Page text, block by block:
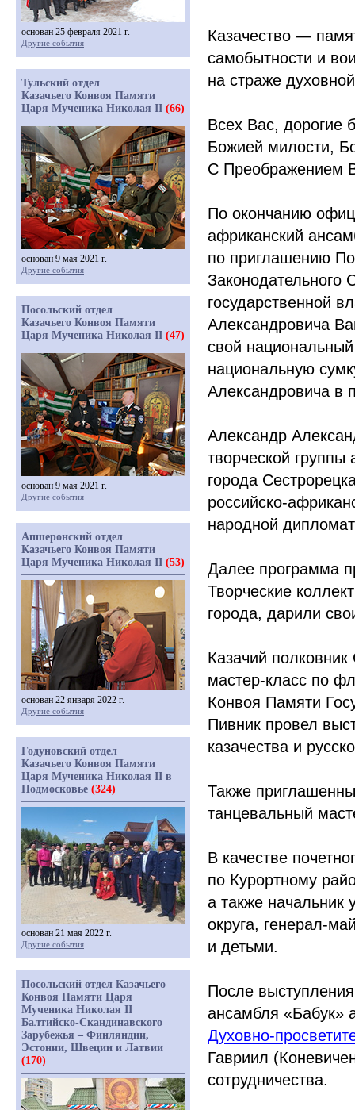
Казачество —
самобытности и
на страже
Всех Вас, дорогие
Божией милости,
С Преображением
По окончанию
африканский
по приглашению
Законодательного
государственной
Александровича
свой
национальную
Александровича в
Александр
творческой
города
российско-
народной
Далее программа
Творческие
города, дарили
Казачий
мастер-класс по
Конвоя Памяти
Пивник провел
казачества и
Также
танцевальный
В качестве
по Курортному
а также начальник
округа, генерал-
и детьми.
После
ансамбля «Бабук»
Духовно-
Гавриил
сотрудничества.
основан 25 февраля 2021 г.
Другие события
Тульский отдел
Казачьего Конвоя Памяти
Царя Мученика Николая II (66)
основан 9 мая 2021 г.
Другие события
Посольский отдел
Казачьего Конвоя Памяти
Царя Мученика Николая II (47)
основан 9 мая 2021 г.
Другие события
Апшеронский отдел
Казачьего Конвоя Памяти
Царя Мученика Николая II (53)
основан 22 января 2022 г.
Другие события
Годуновский отдел
Казачьего Конвоя Памяти
Царя Мученика Николая II в
Подмосковье (324)
основан 21 мая 2022 г.
Другие события
Посольский отдел Казачьего
Конвоя Памяти Царя
Мученика Николая II
Балтийско-Скандинавского
Зарубежья – Финляндии,
Эстонии, Швеции и Латвии
(170)